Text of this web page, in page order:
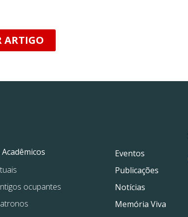
ARTIGO
Acadêmicos
ocupantes
Eventos
Publicações
Notícias
Memória Viva